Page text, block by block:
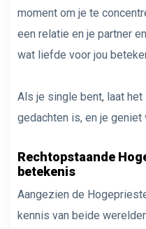
moment om je te
een relatie en je partner
wat liefde voor jou
Als je single bent, laat
gedachten is, en je
Rechtopstaande
betekenis
Aangezien de
kennis van beide